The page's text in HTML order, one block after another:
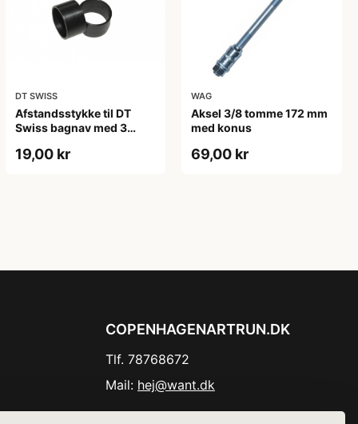
DT SWISS
Afstandsstykke til DT
Swiss bagnav med 3
19,00 kr
WAG
Aksel 3/8 tomme 172 mm
med konus
69,00 kr
COPENHAGENARTRUN.DK
Tlf. 78768672
Mail: hej@want.dk